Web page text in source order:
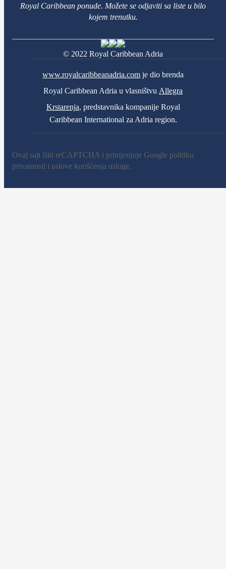
Royal Caribbean ponude. Možete se odjaviti sa liste u bilo
kojem trenutku.
© 2022 Royal Caribbean Adria
www.royalcaribbeanadria.com je dio brenda
Royal Caribbean Adria u vlasništvu Allegra
Krstarenja, predstavnika kompanije Royal
Caribbean International za Adria region.
Ovaj sajt štiti reCAPTCHA i primjenjuje Google politiku
privatnosti i uslove korišćenja usluge.